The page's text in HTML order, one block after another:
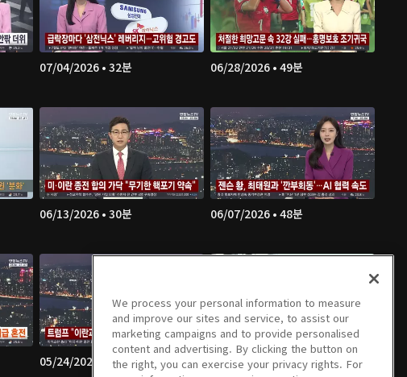
07/04/2026 • 32분 06/28/2026 • 49분
06/13/2026 • 30분 06/07/2026 • 48분
05/24/2026 • 47분 05/23/2026 • 30분
We process your personal information to measure
and improve our sites and service, to assist our
marketing campaigns and to provide personalised
content and advertising. By clicking the button on
the right, you can exercise your privacy rights. For